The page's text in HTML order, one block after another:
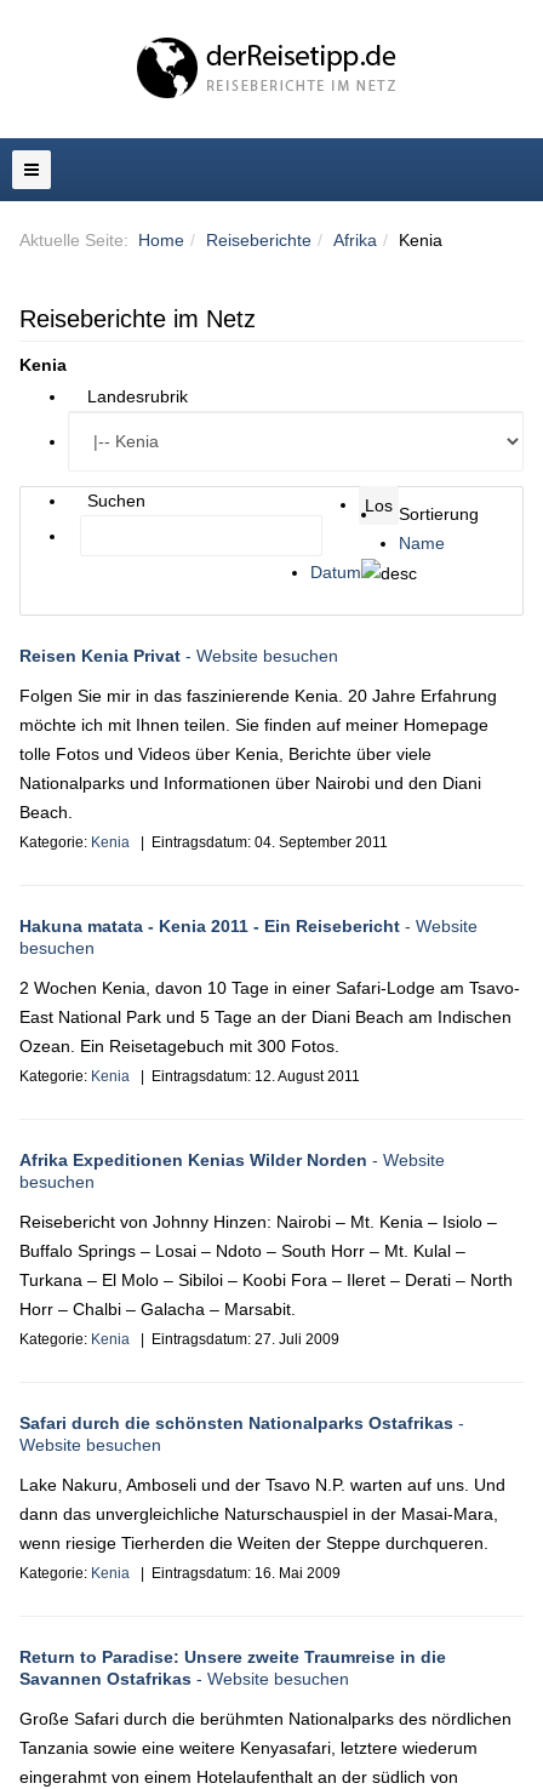
Aktuelle Seite: Home Reiseberichte Afrika Kenia
Reiseberichte im Netz
Kenia
Landesrubrik
Suchen
Sortierung
Name
Datum
Reisen Kenia Privat - Website besuchen
Folgen Sie mir in das faszinierende Kenia. 20 Jahre Erfahrung
möchte ich mit Ihnen teilen. Sie finden auf meiner Homepage
tolle Fotos und Videos über Kenia, Berichte über viele
Nationalparks und Informationen über Nairobi und den Diani
Beach.
Kategorie: Kenia | Eintragsdatum: 04. September 2011
Hakuna matata - Kenia 2011 - Ein Reisebericht - Website
besuchen
2 Wochen Kenia, davon 10 Tage in einer Safari-Lodge am Tsavo-
East National Park und 5 Tage an der Diani Beach am Indischen
Ozean. Ein Reisetagebuch mit 300 Fotos.
Kategorie: Kenia | Eintragsdatum: 12. August 2011
Afrika Expeditionen Kenias Wilder Norden - Website
besuchen
Reisebericht von Johnny Hinzen: Nairobi – Mt. Kenia – Isiolo –
Buffalo Springs – Losai – Ndoto – South Horr – Mt. Kulal –
Turkana – El Molo – Sibiloi – Koobi Fora – Ileret – Derati – North
Horr – Chalbi – Galacha – Marsabit.
Kategorie: Kenia | Eintragsdatum: 27. Juli 2009
Safari durch die schönsten Nationalparks Ostafrikas -
Website besuchen
Lake Nakuru, Amboseli und der Tsavo N.P. warten auf uns. Und
dann das unvergleichliche Naturschauspiel in der Masai-Mara,
wenn riesige Tierherden die Weiten der Steppe durchqueren.
Kategorie: Kenia | Eintragsdatum: 16. Mai 2009
Return to Paradise: Unsere zweite Traumreise in die
Savannen Ostafrikas - Website besuchen
Große Safari durch die berühmten Nationalparks des nördlichen
Tanzania sowie eine weitere Kenyasafari, letztere wiederum
eingerahmt von einem Hotelaufenthalt an der südlich von